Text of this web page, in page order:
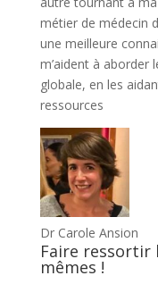
métier de médecin
une meilleure
m’aident à aborder
globale, en les
ressources
Dr Carole Ansion
Faire ressortir
mêmes !